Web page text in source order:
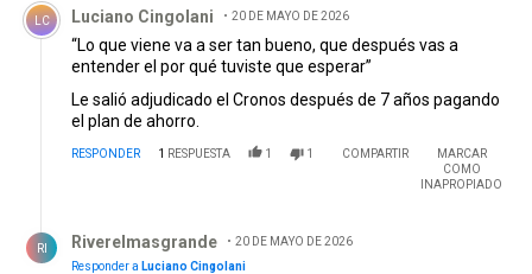
LC Luciano Cingolani 20 DE MAYO DE 2026
“Lo que viene va a ser tan bueno, que después vas a
entender el por qué tuviste que esperar”
Le salió adjudicado el Cronos después de 7 años pagando
el plan de ahorro.
RESPONDER 1 RESPUESTA 1 1 COMPARTIR
MARCAR
COMO
INAPROPIADO
RI Riverelmasgrande
20 DE MAYO DE 2026
Responder a Luciano Cingolani